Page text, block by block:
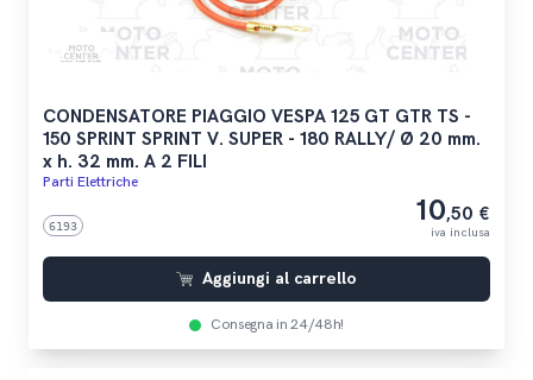
CONDENSATORE PIAGGIO VESPA 125 GT GTR TS -
150 SPRINT SPRINT V. SUPER - 180 RALLY/ Ø 20 mm.
x h. 32 mm. A 2 FILI
Parti Elettriche
6193 10,50 €
iva inclusa
Aggiungi al carrello
Consegna in 24/48h!